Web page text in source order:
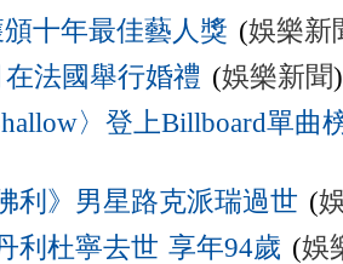
頒十年最佳藝人獎 (娛樂新
法國舉行婚禮 (娛樂新聞
〉登上Billboard單曲
利》男星路克派瑞過世 (
利杜寧去世 享年94歲 (娛